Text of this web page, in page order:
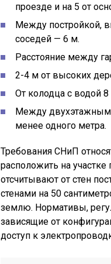
проезде и на 5 от
Между постройкой,
соседей — 6 м.
Расстояние между
2-4 м от высоких
От колодца с водой 8
Между двухэтажным
менее одного метра.
Требования СНиП
расположить на
отсчитывают от стен
стенами на 50
землю. Нормативы,
зависящие от
доступ к